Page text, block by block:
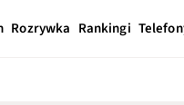
Rozrywka Rankingi